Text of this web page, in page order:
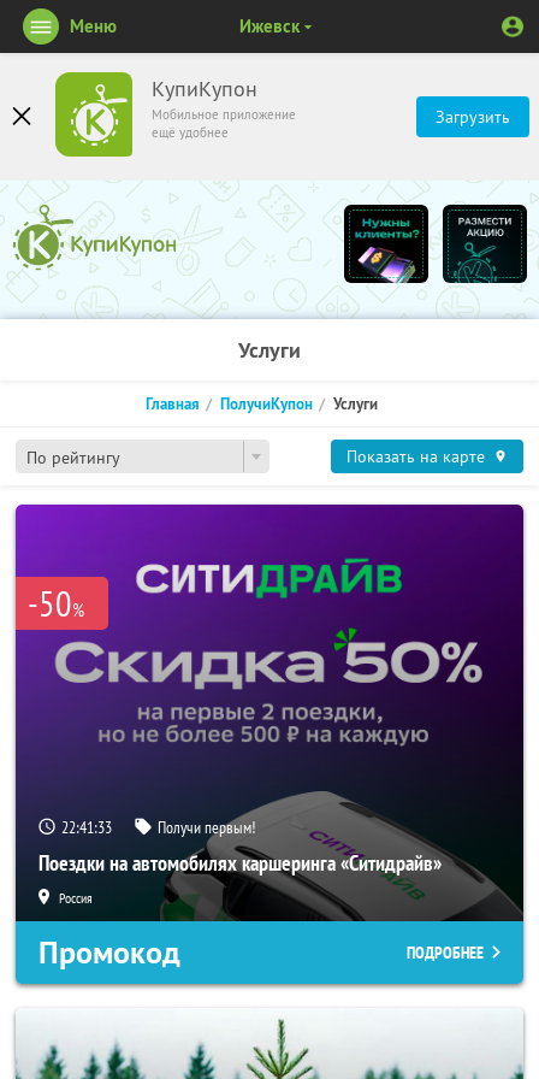
КупиКупон
Мобильное приложение
ещё удобнее
Загрузить
Меню Ижевск
Услуги
По рейтингу
Главная ПолучиКупон Услуги
Показать на карте
-50%
22:41:32 Получи первым!
Поездки на автомобилях каршеринга «Ситидрайв»
Россия
Промокод ПОДРОБНЕЕ